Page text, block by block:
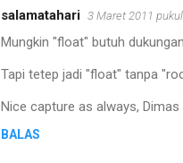
salamatahari 3 Maret 2011
Mungkin "float" butuh
Tapi tetep jadi "float" tanpa
Nice capture as always, Dimas
BALAS